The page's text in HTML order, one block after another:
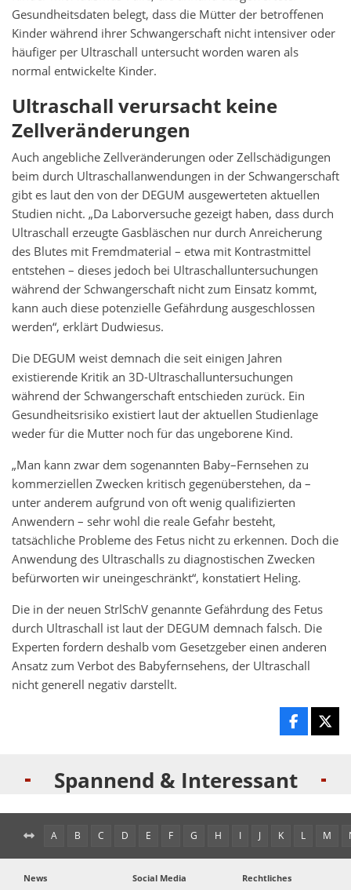
Gesundheitsdaten belegt, dass die Mütter der betroffenen
Kinder während ihrer Schwangerschaft nicht intensiver oder
häufiger per Ultraschall untersucht worden waren als
normal entwickelte Kinder.
Ultraschall verursacht keine
Zellveränderungen
Auch angebliche Zellveränderungen oder Zellschädigungen
beim durch Ultraschallanwendungen in der Schwangerschaft
gibt es laut den von der DEGUM ausgewerteten aktuellen
Studien nicht. „Da Laborversuche gezeigt haben, dass durch
Ultraschall erzeugte Gasbläschen nur durch Anreicherung
des Blutes mit Fremdmaterial – etwa mit Kontrastmittel
entstehen – dieses jedoch bei Ultraschalluntersuchungen
während der Schwangerschaft nicht zum Einsatz kommt,
kann auch diese potenzielle Gefährdung ausgeschlossen
werden“, erklärt Dudwiesus.
Die DEGUM weist demnach die seit einigen Jahren
existierende Kritik an 3D-Ultraschalluntersuchungen
während der Schwangerschaft entschieden zurück. Ein
Gesundheitsrisiko existiert laut der aktuellen Studienlage
weder für die Mutter noch für das ungeborene Kind.
„Man kann zwar dem sogenannten Baby–Fernsehen zu
kommerziellen Zwecken kritisch gegenüberstehen, da –
unter anderem aufgrund von oft wenig qualifizierten
Anwendern – sehr wohl die reale Gefahr besteht,
tatsächliche Probleme des Fetus nicht zu erkennen. Doch die
Anwendung des Ultraschalls zu diagnostischen Zwecken
befürworten wir uneingeschränkt“, konstatiert Heling.
Die in der neuen StrlSchV genannte Gefährdung des Fetus
durch Ultraschall ist laut der DEGUM demnach falsch. Die
Experten fordern deshalb vom Gesetzgeber einen anderen
Ansatz zum Verbot des Babyfernsehens, der Ultraschall
nicht generell negativ darstellt.
Spannend & Interessant
A B C D E F G H I J K L M
News Social Media Rechtliches